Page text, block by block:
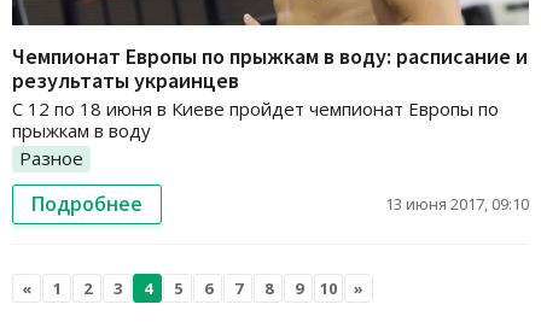
Чемпионат Европы по прыжкам в воду: расписание и
результаты украинцев
С 12 по 18 июня в Киеве пройдет чемпионат Европы по
прыжкам в воду
Разное
Подробнее 13 июня 2017, 09:10
« 1 2 3 4 5 6 7 8 9 10 »